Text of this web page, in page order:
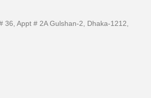
36, Appt # 2A Gulshan-2, Dhaka-1212,